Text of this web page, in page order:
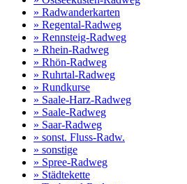
» Radwanderkarten
» Regental-Radweg
» Rennsteig-Radweg
» Rhein-Radweg
» Rhön-Radweg
» Ruhrtal-Radweg
» Rundkurse
» Saale-Harz-Radweg
» Saale-Radweg
» Saar-Radweg
» sonst. Fluss-Radw.
» sonstige
» Spree-Radweg
» Städtekette